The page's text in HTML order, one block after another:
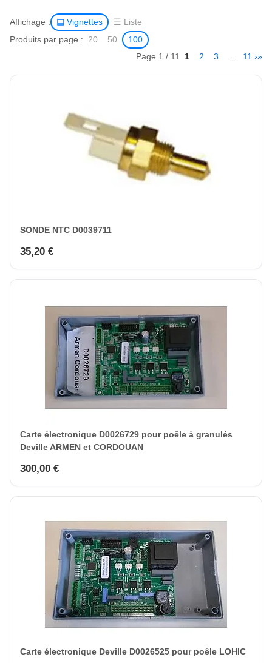
Affichage : ▤ Vignettes ☰ Liste
Produits par page : 20 50 100
Page 1 / 11 1 2 3 … 11 ›»
SONDE NTC D0039711
35,20 €
Carte électronique D0026729 pour poêle à granulés
Deville ARMEN et CORDOUAN
300,00 €
Carte électronique Deville D0026525 pour poêle LOHIC